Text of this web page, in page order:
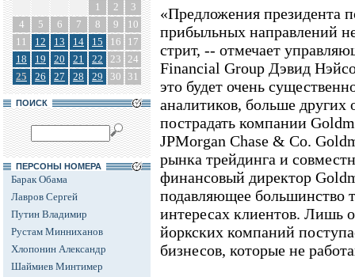
1 2
3
4
5 6 7 8 9
10
11
12 13 14 15 16
17
18
19 20 21 22 23 24
25
26 27 28 29 30 31
ПОИСК
ПЕРСОНЫ НОМЕРА
Барак Обама
Лавров Сергей
Путин Владимир
Рустам Минниханов
Хлопонин Александр
Шаймиев Минтимер
«Предложения президента
прибыльных направлений
стрит, -- отмечает
Financial Group Дэвид
это будет очень
аналитиков, больше других
пострадать компании
JPMorgan Chase & Co.
рынка трейдинга и
финансовый директор
подавляющее большинство
интересах клиентов. Лишь
йоркских компаний
бизнесов, которые не